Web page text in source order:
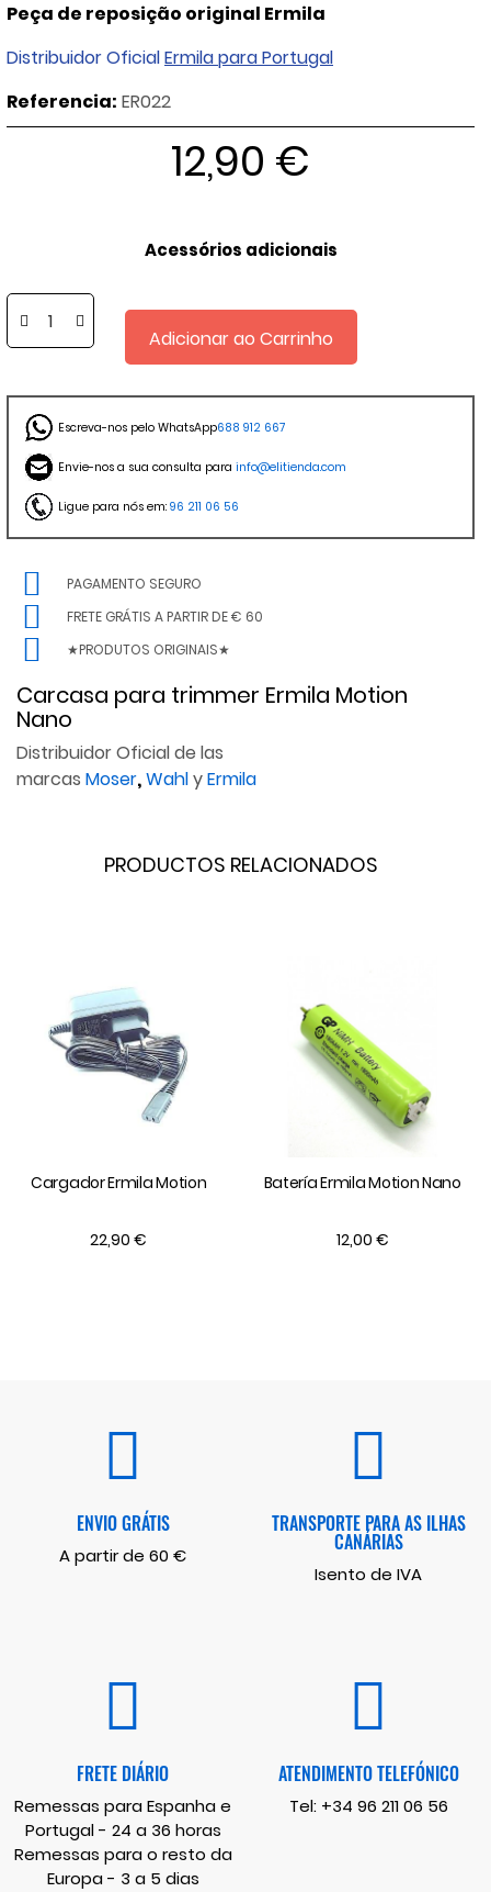
Peça de reposição original Ermila
Distribuidor OficialErmila para Portugal
Referencia: ER022
12,90 €
Acessórios adicionais
Adicionar ao Carrinho
Escreva-nos pelo WhatsApp688 912 667
Envie-nos a sua consulta para info@elitienda.com
Ligue para nós em: 96 211 06 56
PAGAMENTO SEGURO
FRETE GRÁTIS A PARTIR DE € 60
★PRODUTOS ORIGINAIS★
Carcasa para trimmer Ermila Motion
Nano
Distribuidor Oficial de las
marcas Moser,WahlyErmila
PRODUCTOS RELACIONADOS
Cargador Ermila Motion
22,90 €
Batería Ermila Motion Nano
12,00 €
ENVIO GRÁTIS
A partir de 60 €
TRANSPORTE PARA AS ILHAS
CANÁRIAS
Isento de IVA
FRETE DIÁRIO
Remessas para Espanha e
Portugal - 24 a 36 horas
Remessas para o resto da
Europa - 3 a 5 dias
ATENDIMENTO TELEFÓNICO
Tel: +34 96 211 06 56